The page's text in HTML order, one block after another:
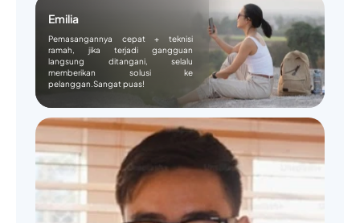
Emilia
Pemasangannya cepat + teknisi
ramah, jika terjadi gangguan
langsung ditangani, selalu
memberikan solusi ke
pelanggan.Sangat puas!